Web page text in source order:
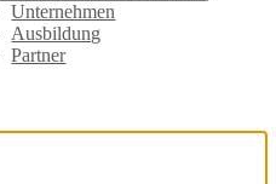
Unternehmen
Ausbildung
Partner